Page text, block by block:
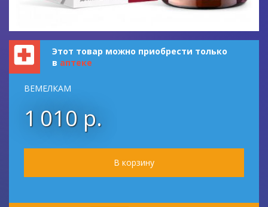
Этот товар можно приобрести только
в аптеке
ВЕМЕЛКАМ
1 010 р.